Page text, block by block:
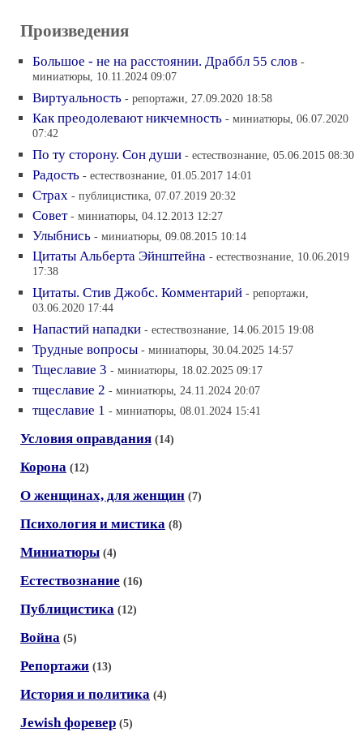
Произведения
Большое - не на расстоянии. Драббл 55 слов -
миниатюры, 10.11.2024 09:07
Виртуальность - репортажи, 27.09.2020 18:58
Как преодолевают никчемность - миниатюры, 06.07.2020
07:42
По ту сторону. Сон души - естествознание, 05.06.2015 08:30
Радость - естествознание, 01.05.2017 14:01
Страх - публицистика, 07.07.2019 20:32
Совет - миниатюры, 04.12.2013 12:27
Улыбнись - миниатюры, 09.08.2015 10:14
Цитаты Альберта Эйнштейна - естествознание, 10.06.2019
17:38
Цитаты. Стив Джобс. Комментарий - репортажи,
03.06.2020 17:44
Напастий нападки - естествознание, 14.06.2015 19:08
Трудные вопросы - миниатюры, 30.04.2025 14:57
Тщеславие 3 - миниатюры, 18.02.2025 09:17
тщеславие 2 - миниатюры, 24.11.2024 20:07
тщеславие 1 - миниатюры, 08.01.2024 15:41
Условия оправдания (14)
Корона (12)
О женщинах, для женщин (7)
Психология и мистика (8)
Миниатюры (4)
Естествознание (16)
Публицистика (12)
Война (5)
Репортажи (13)
История и политика (4)
Jewish форевер (5)